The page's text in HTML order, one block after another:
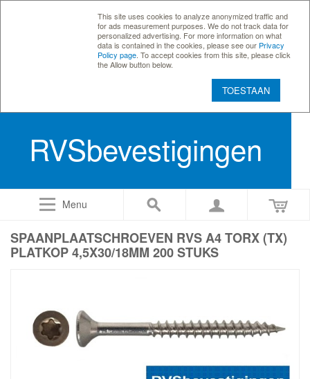
This site uses cookies to analyze anonymized traffic and
for ads measurement purposes. We do not track data for
personalized advertising. For more information on what
data is contained in the cookies, please see our Privacy
Policy page . To accept cookies from this site, please click
the Allow button below.
TOESTAAN
RVSbevestigingen
Menu
SPAANPLAATSCHROEVEN RVS A4 TORX (TX)
PLATKOP 4,5X30/18MM 200 STUKS